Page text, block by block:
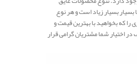
بسیار بسیار زیاد است و هر نوع
را که بخواهید با بهترین قیمت و
در اختیار شما مشتریان گرامی قرار